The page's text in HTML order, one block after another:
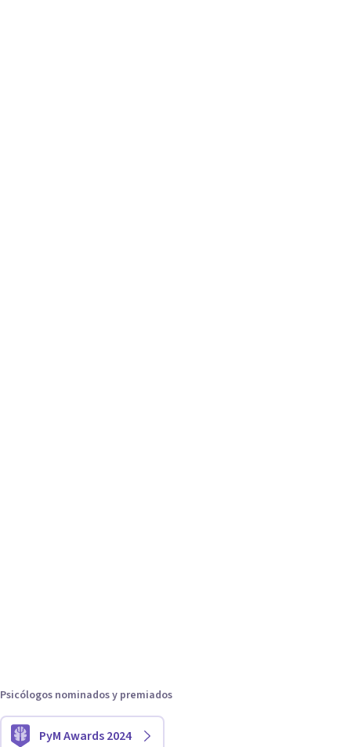
Psicólogos nominados y premiados
PyM Awards 2024